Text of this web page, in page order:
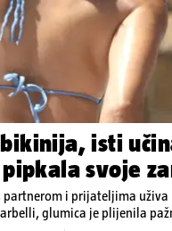
bikinija, isti
svoje
partnerom i prijateljima uživa
glumica je plijenila